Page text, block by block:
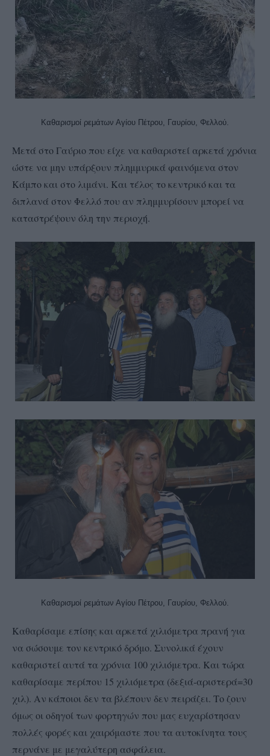
Καθαρισμοί ρεμάτων Αγίου Πέτρου, Γαυρίου, Φελλού.
Μετά στο Γαύριο που είχε να καθαριστεί αρκετά χρόνια
ώστε να μην υπάρξουν πλημμυρικά φαινόμενα στον
Κάμπο και στο λιμάνι. Και τέλος το κεντρικό και τα
διπλανά στον Φελλό που αν πλημμυρίσουν μπορεί να
καταστρέψουν όλη την περιοχή.
Καθαρισμοί ρεμάτων Αγίου Πέτρου, Γαυρίου, Φελλού.
Καθαρίσαμε επίσης και αρκετά χιλιόμετρα πρανή για
να σώσουμε τον κεντρικό δρόμο. Συνολικά έχουν
καθαριστεί αυτά τα χρόνια 100 χιλιόμετρα. Και τώρα
καθαρίσαμε περίπου 15 χιλιόμετρα (δεξιά-αριστερά=30
χιλ). Αν κάποιοι δεν τα βλέπουν δεν πειράζει. Το ζουν
όμως οι οδηγοί των φορτηγών που μας ευχαρίστησαν
πολλές φορές και χαιρόμαστε που τα αυτοκίνητα τους
περνάνε με μεγαλύτερη ασφάλεια.